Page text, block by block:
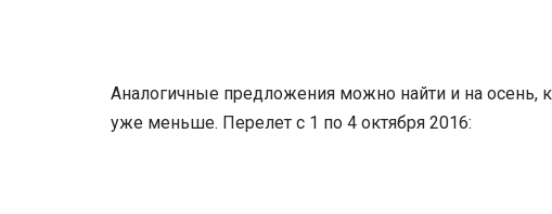
Аналогичные предложения можно найти и на осень,
уже меньше. Перелет с 1 по 4 октября 2016: